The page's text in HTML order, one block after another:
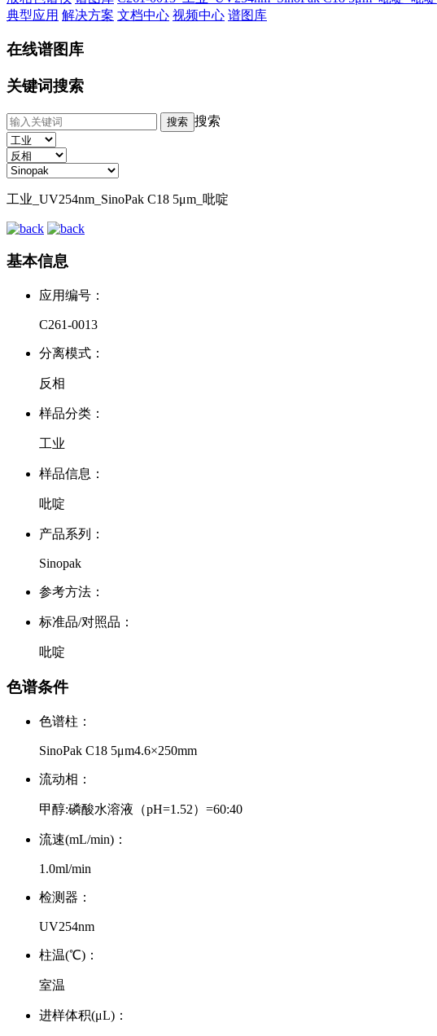
典型应用 解决方案 文档中心 视频中心 谱图库
在线谱图库
关键词搜索
搜索
工业_UV254nm_SinoPak C18 5μm_吡啶
基本信息
应用编号：
C261-0013
分离模式：
反相
样品分类：
工业
样品信息：
吡啶
产品系列：
Sinopak
参考方法：
标准品/对照品：
吡啶
色谱条件
色谱柱：
SinoPak C18 5μm4.6×250mm
流动相：
甲醇:磷酸水溶液（pH=1.52）=60:40
流速(mL/min)：
1.0ml/min
检测器：
UV254nm
柱温(℃)：
室温
进样体积(μL)：